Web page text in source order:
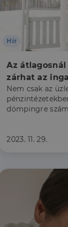
Hír
Az
zárhat az
Nem csak az
dömpingre
2023. 11. 29.
a látogatói cookie-
a Cookie-
a weboldal
- amely jelentős
Ez a
hogy a
amelyet a
hogy a
amelyet a
hogy a tárolt